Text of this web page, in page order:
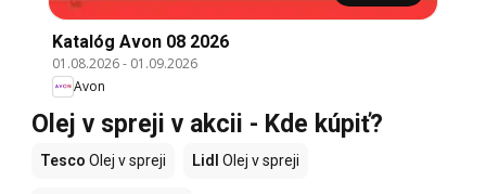
Katalóg Avon 08 2026
01.08.2026- 01.09.2026
Avon
Olej v spreji v akcii - Kde kúpiť?
Tesco Olej v spreji Lidl Olej v spreji